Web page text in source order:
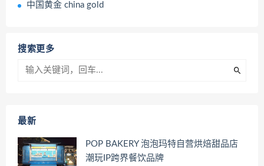
中国黄金 china gold
搜索更多
最新
POP BAKERY 泡泡玛特自营烘焙甜品店
潮玩IP跨界餐饮品牌